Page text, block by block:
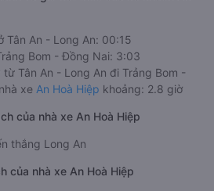
Tân An - Long An: 00:15
Bom - Đồng Nai: 3:03
từ Tân An - Long An đi Trảng Bom -
xe An Hoà Hiệp khoảng: 2.8 giờ
của nhà xe An Hoà Hiệp
thắng Long An
của nhà xe An Hoà Hiệp